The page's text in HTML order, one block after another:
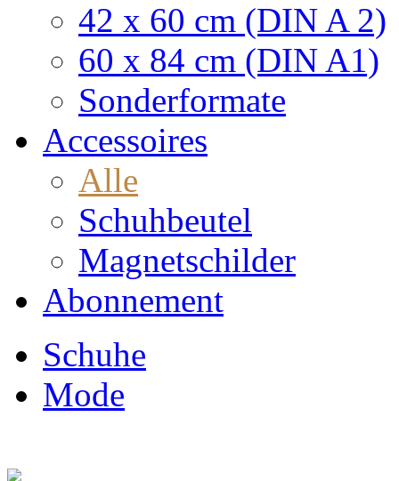
42 x 60 cm (DIN A 2)
60 x 84 cm (DIN A1)
Sonderformate
Accessoires
Alle
Schuhbeutel
Magnetschilder
Abonnement
Schuhe
Mode